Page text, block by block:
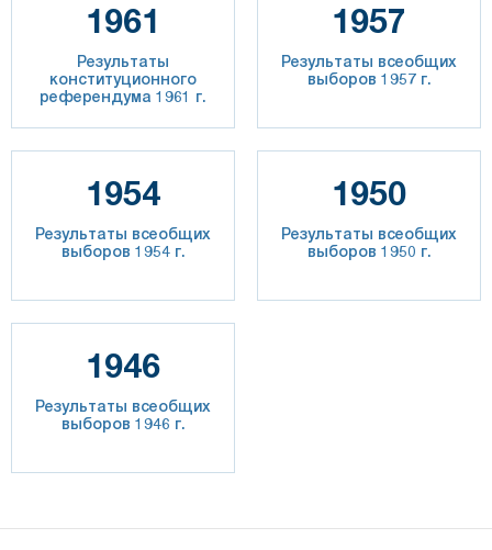
1961
Результаты
конституционного
референдума 1961 г.
1957
Результаты всеобщих
выборов 1957 г.
1954
Результаты всеобщих
выборов 1954 г.
1950
Результаты всеобщих
выборов 1950 г.
1946
Результаты всеобщих
выборов 1946 г.